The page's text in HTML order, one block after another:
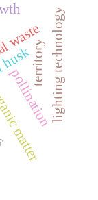
waste
matter
pollination
territorylighting technology